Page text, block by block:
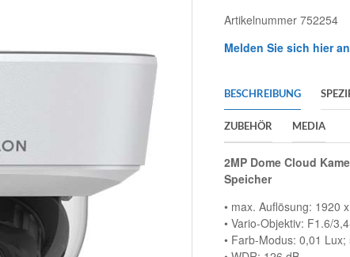
Artikelnummer 752254
Melden Sie sich hier
BESCHREIBUNG
ZUBEHÖR MEDIA
2MP Dome Cloud
Speicher
• max. Auflösung: 1920
• Vario-Objektiv: F1.6/
• Farb-Modus: 0,01